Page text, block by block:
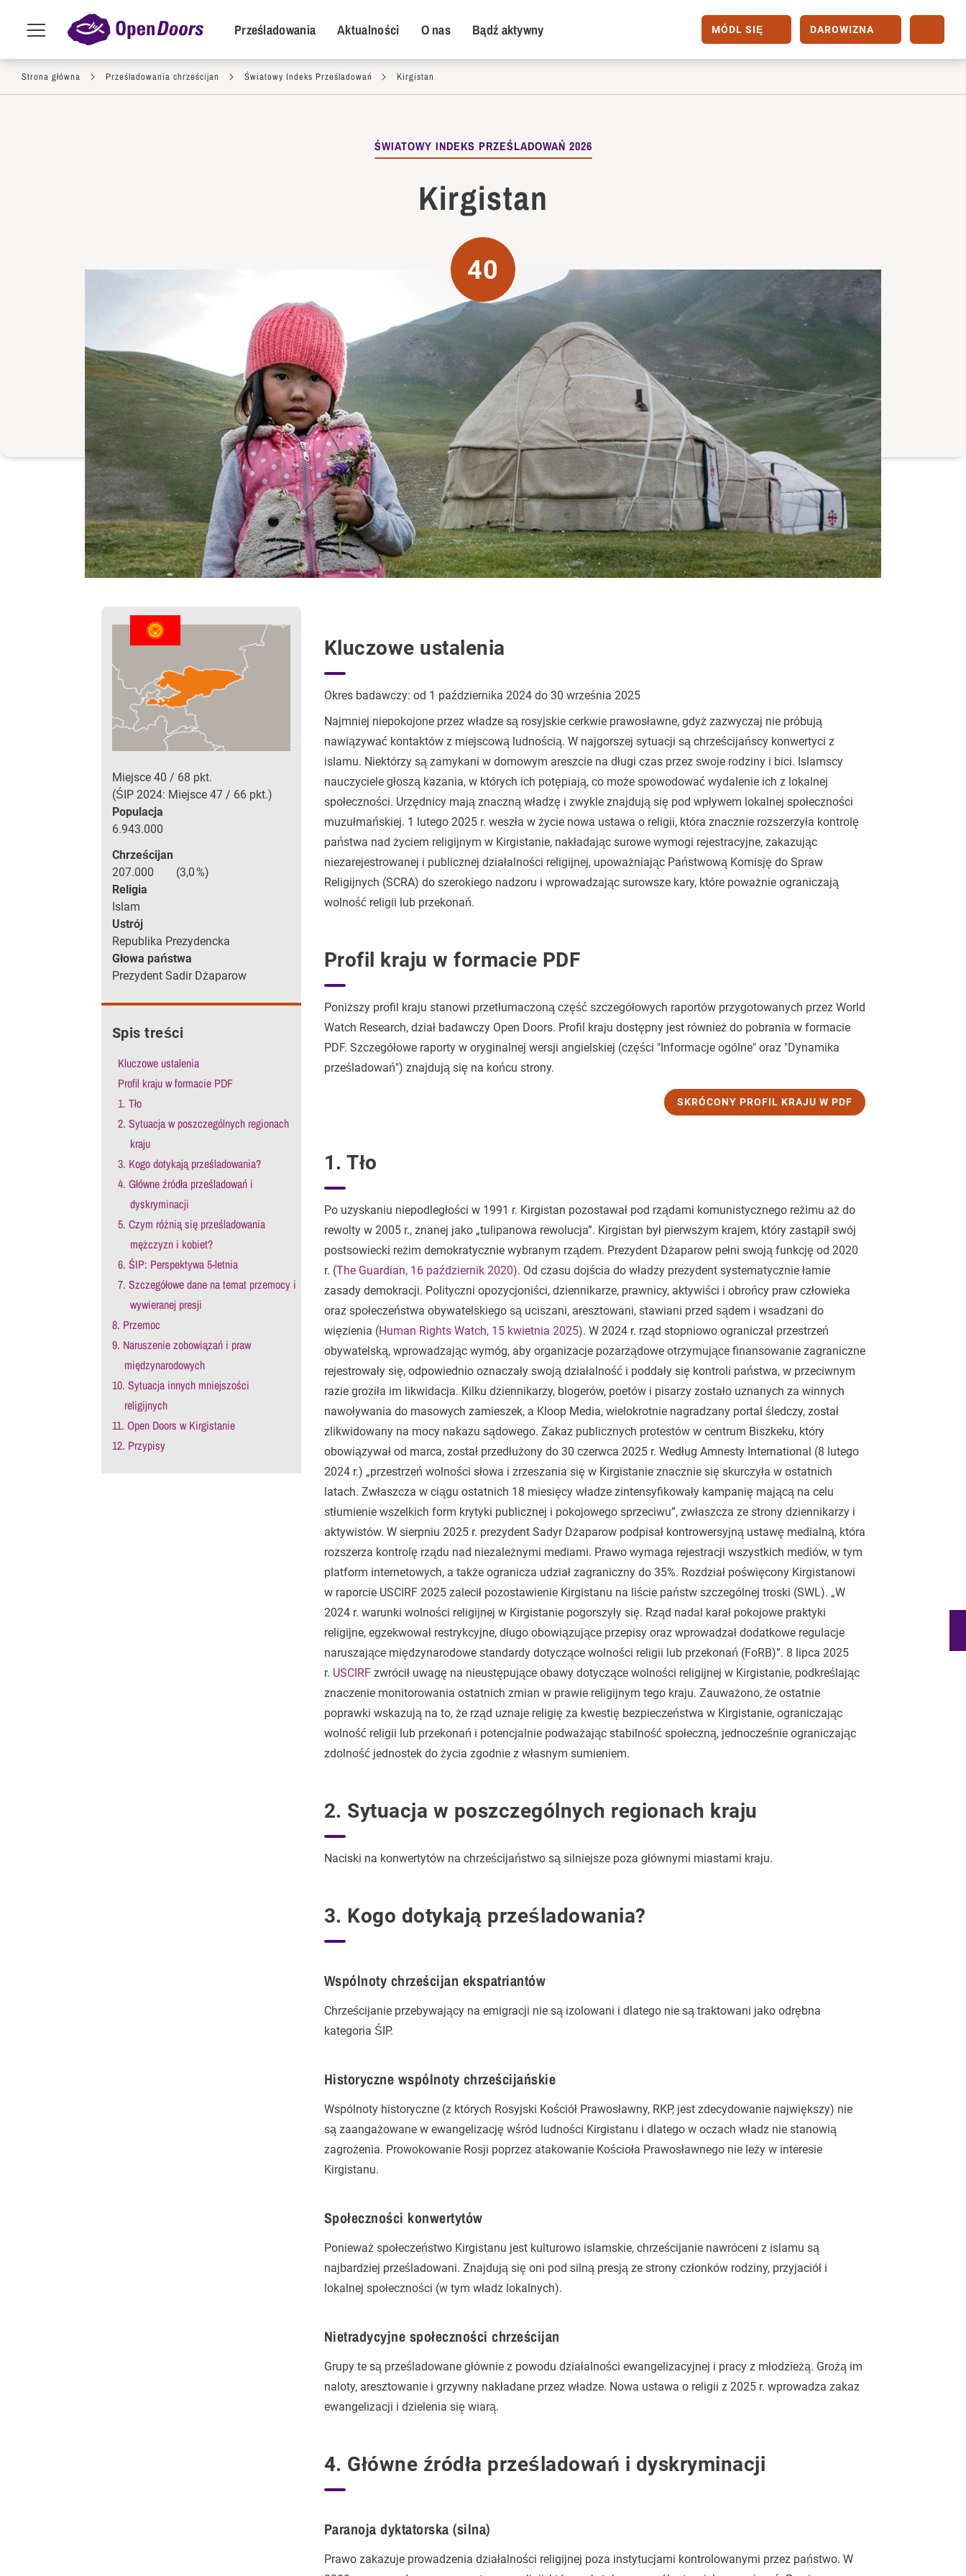
Przejdź do treści
Menu
POI Primary Menu
Prześladowania Aktualności O nas Bądź aktywny MÓDL SIĘ DAROWIZNA
Strona główna Prześladowania chrześcijan Światowy Indeks Prześladowań Kirgistan
ŚWIATOWY INDEKS PRZEŚLADOWAŃ 2026
Kirgistan
40
Miejsce 40 pkt.
68
ŚIP 2024: Miejsce 47 pkt.
66
Populacja
6.943.000
Chrześcijan
207.000
3,0
Religia
Islam
Ustrój
Republika Prezydencka
Głowa państwa
Prezydent Sadir Dżaparow
Spis treści
Kluczowe ustalenia
Profil kraju w formacie PDF
1. Tło
2. Sytuacja w poszczególnych regionach
kraju
3. Kogo dotykają prześladowania?
4. Główne źródła prześladowań i
dyskryminacji
5. Czym różnią się prześladowania
mężczyzn i kobiet?
6. ŚIP: Perspektywa 5-letnia
7. Szczegółowe dane na temat przemocy i
wywieranej presji
8. Przemoc
9. Naruszenie zobowiązań i praw
międzynarodowych
10. Sytuacja innych mniejszości
religijnych
11. Open Doors w Kirgistanie
12. Przypisy
Kluczowe ustalenia
Okres badawczy: od 1 października 2024 do 30 września 2025
Najmniej niepokojone przez władze są rosyjskie cerkwie prawosławne, gdyż zazwyczaj nie próbują
nawiązywać kontaktów z miejscową ludnością. W najgorszej sytuacji są chrześcijańscy konwertyci z
islamu. Niektórzy są zamykani w domowym areszcie na długi czas przez swoje rodziny i bici. Islamscy
nauczyciele głoszą kazania, w których ich potępiają, co może spowodować wydalenie ich z lokalnej
społeczności. Urzędnicy mają znaczną władzę i zwykle znajdują się pod wpływem lokalnej społeczności
muzułmańskiej. 1 lutego 2025 r. weszła w życie nowa ustawa o religii, która znacznie rozszerzyła kontrolę
państwa nad życiem religijnym w Kirgistanie, nakładając surowe wymogi rejestracyjne, zakazując
niezarejestrowanej i publicznej działalności religijnej, upoważniając Państwową Komisję do Spraw
Religijnych (SCRA) do szerokiego nadzoru i wprowadzając surowsze kary, które poważnie ograniczają
wolność religii lub przekonań.
Profil kraju w formacie PDF
Poniższy profil kraju stanowi przetłumaczoną część szczegółowych raportów przygotowanych przez World
Watch Research, dział badawczy Open Doors. Profil kraju dostępny jest również do pobrania w formacie
PDF. Szczegółowe raporty w oryginalnej wersji angielskiej (części "Informacje ogólne" oraz "Dynamika
prześladowań") znajdują się na końcu strony.
SKRÓCONY PROFIL KRAJU W PDF
1. Tło
Po uzyskaniu niepodległości w 1991 r. Kirgistan pozostawał pod rządami komunistycznego reżimu aż do
rewolty w 2005 r., znanej jako „tulipanowa rewolucja”. Kirgistan był pierwszym krajem, który zastąpił swój
postsowiecki reżim demokratycznie wybranym rządem. Prezydent Dżaparow pełni swoją funkcję od 2020
r. (The Guardian, 16 październik 2020). Od czasu dojścia do władzy prezydent systematycznie łamie
zasady demokracji. Polityczni opozycjoniści, dziennikarze, prawnicy, aktywiści i obrońcy praw człowieka
oraz społeczeństwa obywatelskiego są uciszani, aresztowani, stawiani przed sądem i wsadzani do
więzienia (Human Rights Watch, 15 kwietnia 2025). W 2024 r. rząd stopniowo ograniczał przestrzeń
obywatelską, wprowadzając wymóg, aby organizacje pozarządowe otrzymujące finansowanie zagraniczne
rejestrowały się, odpowiednio oznaczały swoją działalność i poddały się kontroli państwa, w przeciwnym
razie groziła im likwidacja. Kilku dziennikarzy, blogerów, poetów i pisarzy zostało uznanych za winnych
nawoływania do masowych zamieszek, a Kloop Media, wielokrotnie nagradzany portal śledczy, został
zlikwidowany na mocy nakazu sądowego. Zakaz publicznych protestów w centrum Biszkeku, który
obowiązywał od marca, został przedłużony do 30 czerwca 2025 r. Według Amnesty International (8 lutego
2024 r.) „przestrzeń wolności słowa i zrzeszania się w Kirgistanie znacznie się skurczyła w ostatnich
latach. Zwłaszcza w ciągu ostatnich 18 miesięcy władze zintensyfikowały kampanię mającą na celu
stłumienie wszelkich form krytyki publicznej i pokojowego sprzeciwu”, zwłaszcza ze strony dziennikarzy i
aktywistów. W sierpniu 2025 r. prezydent Sadyr Dżaparow podpisał kontrowersyjną ustawę medialną, która
rozszerza kontrolę rządu nad niezależnymi mediami. Prawo wymaga rejestracji wszystkich mediów, w tym
platform internetowych, a także ogranicza udział zagraniczny do 35%. Rozdział poświęcony Kirgistanowi
w raporcie USCIRF 2025 zalecił pozostawienie Kirgistanu na liście państw szczególnej troski (SWL). „W
2024 r. warunki wolności religijnej w Kirgistanie pogorszyły się. Rząd nadal karał pokojowe praktyki
religijne, egzekwował restrykcyjne, długo obowiązujące przepisy oraz wprowadzał dodatkowe regulacje
naruszające międzynarodowe standardy dotyczące wolności religii lub przekonań (FoRB)”. 8 lipca 2025
r. USCIRFzwrócił uwagę na nieustępujące obawy dotyczące wolności religijnej w Kirgistanie, podkreślając
znaczenie monitorowania ostatnich zmian w prawie religijnym tego kraju. Zauważono, że ostatnie
poprawki wskazują na to, że rząd uznaje religię za kwestię bezpieczeństwa w Kirgistanie, ograniczając
wolność religii lub przekonań i potencjalnie podważając stabilność społeczną, jednocześnie ograniczając
zdolność jednostek do życia zgodnie z własnym sumieniem.
2. Sytuacja w poszczególnych regionach kraju
Naciski na konwertytów na chrześcijaństwo są silniejsze poza głównymi miastami kraju.
3. Kogo dotykają prześladowania?
Wspólnoty chrześcijan ekspatriantów
Chrześcijanie przebywający na emigracji nie są izolowani i dlatego nie są traktowani jako odrębna
kategoria ŚIP.
Historyczne wspólnoty chrześcijańskie
Wspólnoty historyczne (z których Rosyjski Kościół Prawosławny, RKP, jest zdecydowanie największy) nie
są zaangażowane w ewangelizację wśród ludności Kirgistanu i dlatego w oczach władz nie stanowią
zagrożenia. Prowokowanie Rosji poprzez atakowanie Kościoła Prawosławnego nie leży w interesie
Kirgistanu.
Społeczności konwertytów
Ponieważ społeczeństwo Kirgistanu jest kulturowo islamskie, chrześcijanie nawróceni z islamu są
najbardziej prześladowani. Znajdują się oni pod silną presją ze strony członków rodziny, przyjaciół i
lokalnej społeczności (w tym władz lokalnych).
Nietradycyjne społeczności chrześcijan
Grupy te są prześladowane głównie z powodu działalności ewangelizacyjnej i pracy z młodzieżą. Grożą im
naloty, aresztowanie i grzywny nakładane przez władze. Nowa ustawa o religii z 2025 r. wprowadza zakaz
ewangelizacji i dzielenia się wiarą.
4. Główne źródła prześladowań i dyskryminacji
Paranoja dyktatorska (silna)
Prawo zakazuje prowadzenia działalności religijnej poza instytucjami kontrolowanymi przez państwo. W